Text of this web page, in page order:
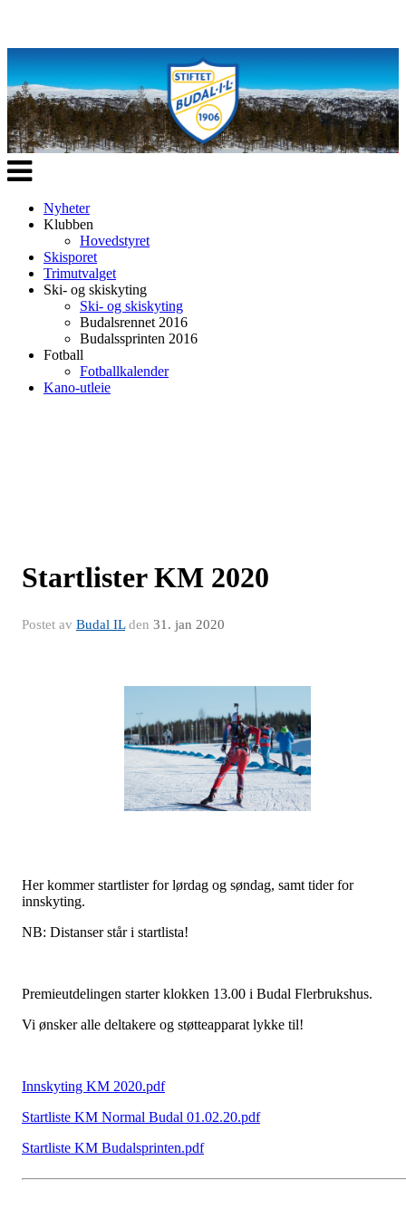
Veksle
navigasjon
Nyheter
Klubben
Hovedstyret
Skisporet
Trimutvalget
Ski- og skiskyting
Ski- og skiskyting
Budalsrennet 2016
Budalssprinten 2016
Fotball
Fotballkalender
Kano-utleie
Startlister KM 2020
Postet av Budal ILden 31. jan 2020
Her kommer startlister for lørdag og søndag, samt tider for
innskyting.
NB: Distanser står i startlista!
Premieutdelingen starter klokken 13.00 i Budal Flerbrukshus.
Vi ønsker alle deltakere og støtteapparat lykke til!
Innskyting KM 2020.pdf
Startliste KM Normal Budal 01.02.20.pdf
Startliste KM Budalsprinten.pdf